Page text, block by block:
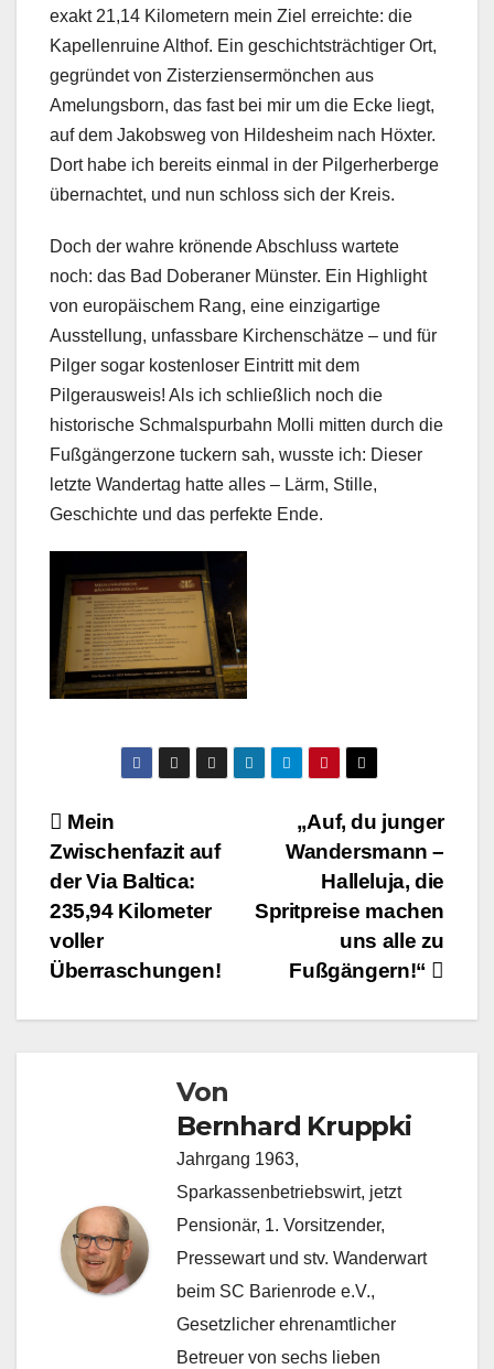
exakt 21,14 Kilometern mein Ziel erreichte: die
Kapellenruine Althof. Ein geschichtsträchtiger Ort,
gegründet von Zisterziensermönchen aus
Amelungsborn, das fast bei mir um die Ecke liegt,
auf dem Jakobsweg von Hildesheim nach Höxter.
Dort habe ich bereits einmal in der Pilgerherberge
übernachtet, und nun schloss sich der Kreis.
Doch der wahre krönende Abschluss wartete
noch: das Bad Doberaner Münster. Ein Highlight
von europäischem Rang, eine einzigartige
Ausstellung, unfassbare Kirchenschätze – und für
Pilger sogar kostenloser Eintritt mit dem
Pilgerausweis! Als ich schließlich noch die
historische Schmalspurbahn Molli mitten durch die
Fußgängerzone tuckern sah, wusste ich: Dieser
letzte Wandertag hatte alles – Lärm, Stille,
Geschichte und das perfekte Ende.
Beitragsnavigation„Auf, du junger
Wandersmann –
Halleluja, die
Spritpreise machen
uns alle zu
Fußgängern!“
Mein
Zwischenfazit auf
der Via Baltica:
235,94 Kilometer
voller
Überraschungen!
Von
Bernhard Kruppki
Jahrgang 1963,
Sparkassenbetriebswirt, jetzt
Pensionär, 1. Vorsitzender,
Pressewart und stv. Wanderwart
beim SC Barienrode e.V.,
Gesetzlicher ehrenamtlicher
Betreuer von sechs lieben